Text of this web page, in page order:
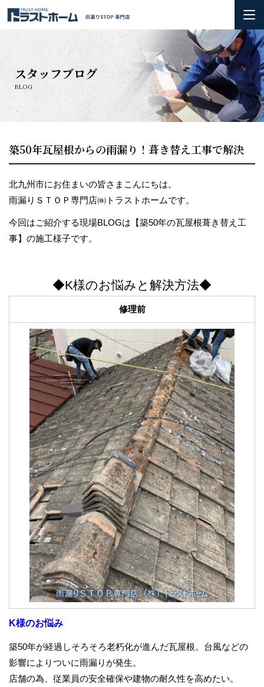
雨漏りの基礎知識
お問い合わせ
施工実績
スタッフブログ
スタッフブログ
BLOG
築50年瓦屋根からの雨漏り！葺き替え工事で解決
北九州市にお住まいの皆さまこんにちは。
雨漏りＳＴＯＰ専門店㈱トラストホームです。
今回はご紹介する現場BLOGは【築50年の瓦屋根葺き替え工
事】の施工様子です。
◆K様のお悩みと解決方法◆
修理前
K様のお悩み
築50年が経過しそろそろ老朽化が進んだ瓦屋根。台風などの
影響によりついに雨漏りが発生。
店舗の為、従業員の安全確保や建物の耐久性を高めたい。